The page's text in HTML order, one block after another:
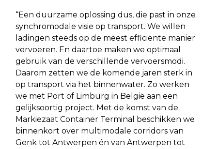
“Een duurzame oplossing dus, die past in onze
synchromodale visie op transport. We willen
ladingen steeds op de meest efficiënte manier
vervoeren. En daartoe maken we optimaal
gebruik van de verschillende vervoersmodi.
Daarom zetten we de komende jaren sterk in
op transport via het binnenwater. Zo werken
we met Port of Limburg in België aan een
gelijksoortig project. Met de komst van de
Markiezaat Container Terminal beschikken we
binnenkort over multimodale corridors van
Genk tot Antwerpen én van Antwerpen tot